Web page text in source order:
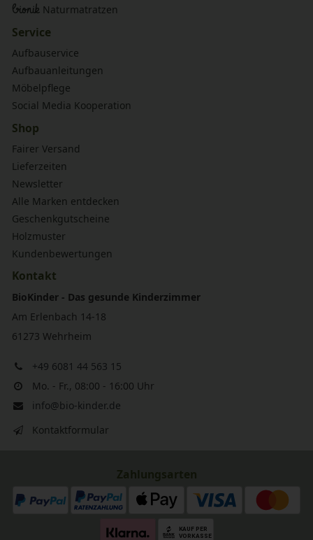
bionik Naturmatratzen
Service
Aufbauservice
Aufbauanleitungen
Möbelpflege
Social Media Kooperation
Shop
Fairer Versand
Lieferzeiten
Newsletter
Alle Marken entdecken
Geschenkgutscheine
Holzmuster
Kundenbewertungen
Kontakt
BioKinder - Das gesunde Kinderzimmer
Am Erlenbach 14-18
61273 Wehrheim
+49 6081 44 563 15
Mo. - Fr., 08:00 - 16:00 Uhr
info@bio-kinder.de
Kontaktformular
Zahlungsarten